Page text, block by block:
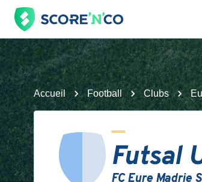
Accueil Football Clubs
Futsal